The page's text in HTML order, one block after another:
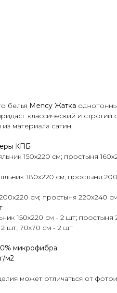
белья Mency Жатка
классический и строгий
материала сатин.
КПБ
150х220 см; простыня
180х220 см; простыня
см; простыня 220х240
150х220 см - 2 шт; простыня
шт, 70х70 см - 2 шт
микрофибра
м2
может отличаться от